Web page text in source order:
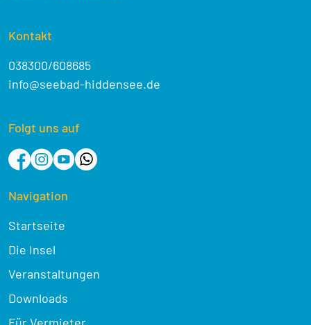
Kontakt
038300/608685
info@seebad-hiddensee.de
Folgt uns auf
Navigation
Startseite
Die Insel
Veranstaltungen
Downloads